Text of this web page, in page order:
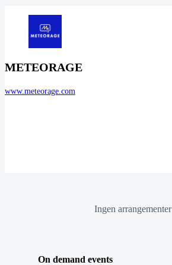
METEORAGE
www.meteorage.com
Ingen arrangementer
On demand events